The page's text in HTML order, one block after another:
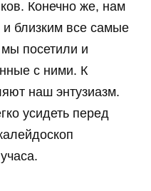
Конечно же, нам
и близким все самые
посетили и
с ними. К
наш энтузиазм.
усидеть перед